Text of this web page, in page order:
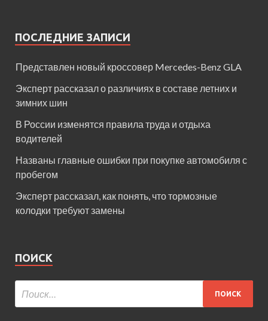
ПОСЛЕДНИЕ ЗАПИСИ
Представлен новый кроссовер Mercedes-Benz GLA
Эксперт рассказал о различиях в составе летних и
зимних шин
В России изменятся правила труда и отдыха
водителей
Названы главные ошибки при покупке автомобиля с
пробегом
Эксперт рассказал, как понять, что тормозные
колодки требуют замены
ПОИСК